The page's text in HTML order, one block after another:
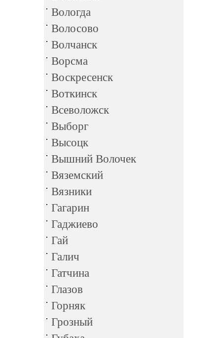
Вологда
Волосово
Волчанск
Ворсма
Воскресенск
Воткинск
Всеволожск
Выборг
Высоцк
Вышний Волочек
Вяземский
Вязники
Гагарин
Гаджиево
Гай
Галич
Гатчина
Глазов
Горняк
Грозный